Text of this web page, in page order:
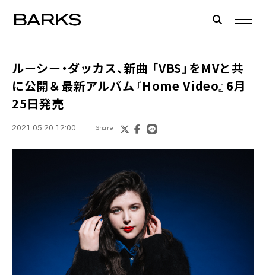
ルーシー・ダッカス、新曲 「VBS」をMVと共
に公開＆最新アルバム『Home Video』6月
25日発売
2021.05.20 12:00 Share